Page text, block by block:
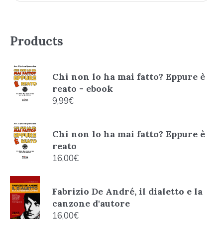
Products
Chi non lo ha mai fatto? Eppure è
reato - ebook
9,99€
Chi non lo ha mai fatto? Eppure è
reato
16,00€
Fabrizio De André, il dialetto e la
canzone d'autore
16,00€